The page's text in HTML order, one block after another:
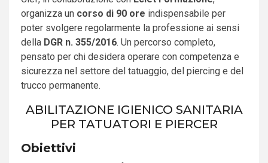
organizza un corso di 90 ore indispensabile per
poter svolgere regolarmente la professione ai sensi
della DGR n. 355/2016. Un percorso completo,
pensato per chi desidera operare con competenza e
sicurezza nel settore del tatuaggio, del piercing e del
trucco permanente.
ABILITAZIONE IGIENICO SANITARIA
PER TATUATORI E PIERCER
Obiettivi